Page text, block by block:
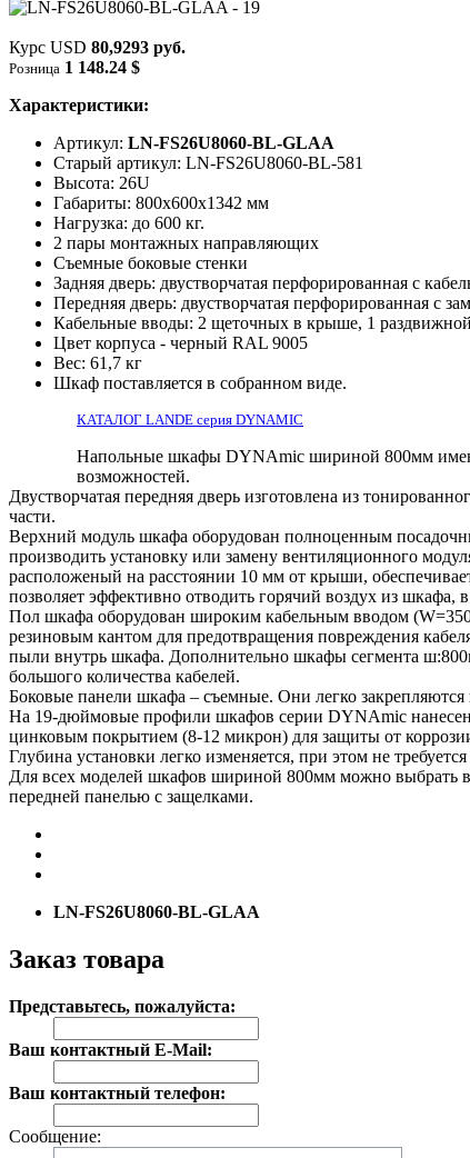
Курс USD 80,9293 руб.
Розница 1 148.24 $
Характеристики:
Артикул: LN-FS26U8060-BL-GLAA
Старый артикул: LN-FS26U8060-BL-581
Высота: 26U
Габариты: 800х600x1342 мм
Нагрузка: до 600 кг.
2 пары монтажных направляющих
Съемные боковые стенки
Задняя дверь: двустворчатая перфорированная с
Передняя дверь: двустворчатая перфорированная с
Кабельные вводы: 2 щеточных в крыше, 1
Цвет корпуса - черный RAL 9005
Вес: 61,7 кг
Шкаф поставляется в собранном виде.
КАТАЛОГ LANDE серия DYNAMIC
Напольные шкафы DYNAmic шириной 800мм
возможностей.
Двустворчатая передняя дверь изготовлена из
части.
Верхний модуль шкафа оборудован полноценным
производить установку или замену вентиляционного
расположеный на расстоянии 10 мм от крыши,
позволяет эффективно отводить горячий воздух из
Пол шкафа оборудован широким кабельным вводом
резиновым кантом для предотвращения повреждения
пыли внутрь шкафа. Дополнительно шкафы сегмента
большого количества кабелей.
Боковые панели шкафа – съемные. Они легко
На 19-дюймовые профили шкафов серии DYNAmic
цинковым покрытием (8-12 микрон) для защиты от
Глубина установки легко изменяется, при этом не
Для всех моделей шкафов шириной 800мм можно выбрать
передней панелью с защелками.
LN-FS26U8060-BL-GLAA
Заказ товара
Представьтесь, пожалуйста:
Ваш контактный E-Mail:
Ваш контактный телефон:
Сообщение: